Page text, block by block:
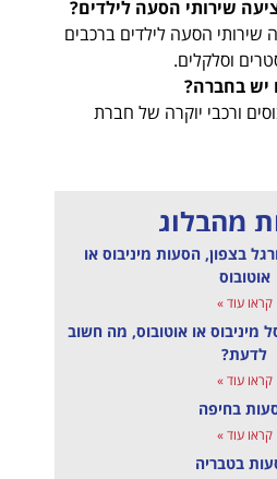
מהבלוג
בצפון, הסעות מיניבוס או
אוטובוס
קראו עוד »
מיניבוס או אוטובוס, מה חשוב
לדעת?
קראו עוד »
בחיפה
קראו עוד »
בטבריה
שירותי הסעה לילדים?
שירותי הסעה לילדים ברכבים
וסלקלים.
יש בחברה?
ורכבי יוקרה של חברת